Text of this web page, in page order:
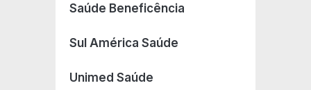
Saúde Beneficência
Sul América Saúde
Unimed Saúde